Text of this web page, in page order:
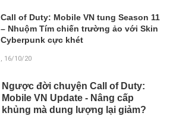
Call of Duty: Mobile VN tung Season 11
– Nhuộm Tím chiến trường ảo với Skin
Cyberpunk cực khét
, 16/10/20
Ngược đời chuyện Call of Duty:
Mobile VN Update - Nâng cấp
khủng mà dung lượng lại giảm?